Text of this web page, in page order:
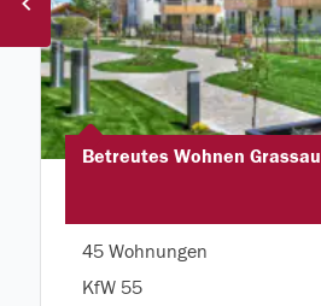
Betreutes Wohnen Grassau
45 Wohnungen
KfW 55